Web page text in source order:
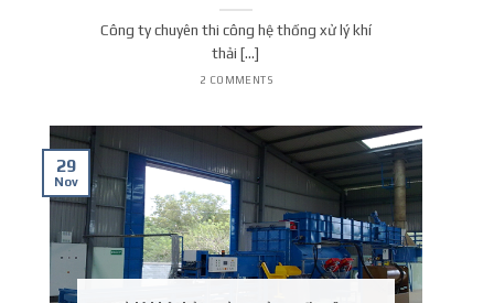
Công ty chuyên thi công hệ thống xử lý khí
thải [...]
2 COMMENTS
29
Nov